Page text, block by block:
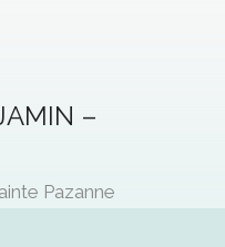
–
Pazanne